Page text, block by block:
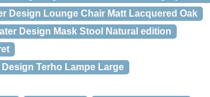
Design Lounge Chair Matt Lacquered Oak
Design Mask Stool Natural edition
Design Terho Lampe Large